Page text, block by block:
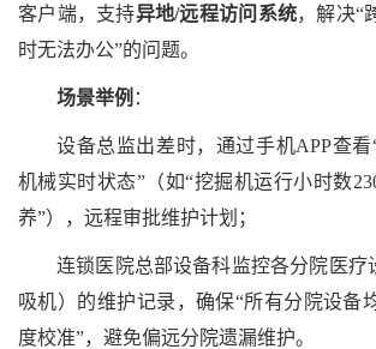
客户端，支持异地/远程访问系统，解决“
时无法办公”的问题。
场景举例 ：
设备总监出差时，通过手机APP查
机械实时状态”（如“挖掘机运行小时数
养”），远程审批维护计划；
连锁医院总部设备科监控各分院医疗
吸机）的维护记录，确保“所有分院设备
度校准”，避免偏远分院遗漏维护。